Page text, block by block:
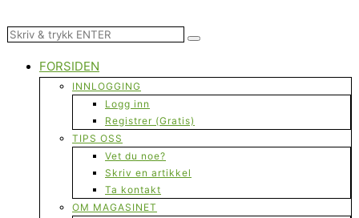
FORSIDEN
INNLOGGING
Logg inn
Registrer (Gratis)
TIPS OSS
Vet du noe?
Skriv en artikkel
Ta kontakt
OM MAGASINET